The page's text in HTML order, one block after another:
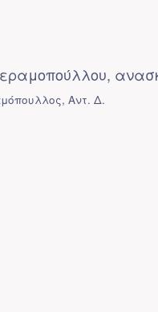
Αντ. Δ.